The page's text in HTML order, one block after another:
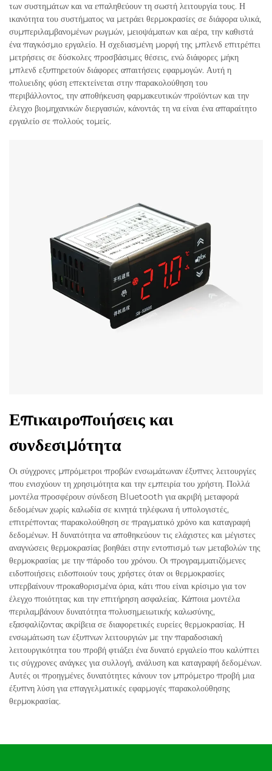
των συστημάτων και να επαληθεύουν τη σωστή λειτουργία τους. Η
ικανότητα του συστήματος να μετράει θερμοκρασίες σε διάφορα υλικά,
συμπεριλαμβανομένων ρωγμών, μειοψάματων και αέρα, την καθιστά
ένα παγκόσμιο εργαλείο. Η σχεδιασμένη μορφή της μπλενδ επιτρέπει
μετρήσεις σε δύσκολες προσβάσιμες θέσεις, ενώ διάφορες μήκη
μπλενδ εξυπηρετούν διάφορες απαιτήσεις εφαρμογών. Αυτή η
πολυειδης φύση επεκτείνεται στην παρακολούθηση του
περιβάλλοντος, την αποθήκευση φαρμακευτικών προϊόντων και την
έλεγχο βιομηχανικών διεργασιών, κάνοντάς τη να είναι ένα απαραίτητο
εργαλείο σε πολλούς τομείς.
Επικαιροποιήσεις και
συνδεσιμότητα
Οι σύγχρονες μπρόμετροι προβών ενσωμάτωναν έξυπνες λειτουργίες
που ενισχύουν τη χρησιμότητα και την εμπειρία του χρήστη. Πολλά
μοντέλα προσφέρουν σύνδεση Bluetooth για ακριβή μεταφορά
δεδομένων χωρίς καλωδία σε κινητά τηλέφωνα ή υπολογιστές,
επιτρέποντας παρακολούθηση σε πραγματικό χρόνο και καταγραφή
δεδομένων. Η δυνατότητα να αποθηκεύουν τις ελάχιστες και μέγιστες
αναγνώσεις θερμοκρασίας βοηθάει στην εντοπισμό των μεταβολών της
θερμοκρασίας με την πάροδο του χρόνου. Οι προγραμματιζόμενες
ειδοποιήσεις ειδοποιούν τους χρήστες όταν οι θερμοκρασίες
υπερβαίνουν προκαθορισμένα όρια, κάτι που είναι κρίσιμο για τον
έλεγχο ποιότητας και την επιτήρηση ασφαλείας. Κάποια μοντέλα
περιλαμβάνουν δυνατότητα πολυσημειωτικής καλωσύνης,
εξασφαλίζοντας ακρίβεια σε διαφορετικές ευρείες θερμοκρασίας. Η
ενσωμάτωση των έξυπνων λειτουργιών με την παραδοσιακή
λειτουργικότητα του προβή φτιάξει ένα δυνατό εργαλείο που καλύπτει
τις σύγχρονες ανάγκες για συλλογή, ανάλυση και καταγραφή δεδομένων.
Αυτές οι προηγμένες δυνατότητες κάνουν τον μπρόμετρο προβή μια
έξυπνη λύση για επαγγελματικές εφαρμογές παρακολούθησης
θερμοκρασίας.